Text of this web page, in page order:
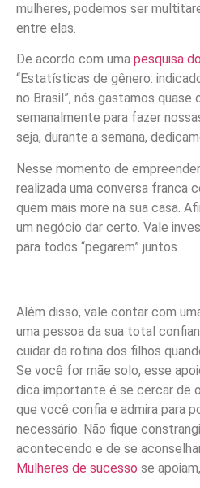
mulheres, podemos ser
entre elas.
De acordo com uma pesquisa
“Estatísticas de gênero:
no Brasil”, nós gastamos quase
semanalmente para fazer
seja, durante a semana,
Nesse momento de
realizada uma conversa franca
quem mais more na sua casa.
um negócio dar certo. Vale
para todos “pegarem” juntos.
Além disso, vale contar com
uma pessoa da sua total
cuidar da rotina dos filhos
Se você for mãe solo, esse
dica importante é se cercar de
que você confia e admira para
necessário. Não fique
acontecendo e de se
Mulheres de sucesso se